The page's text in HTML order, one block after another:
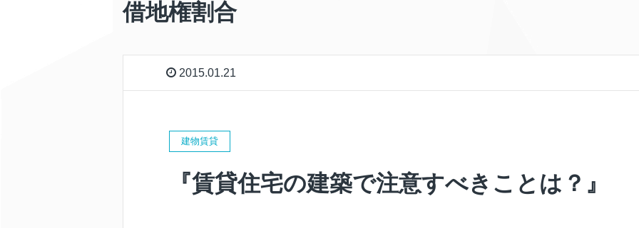
借地権割合
2015.01.21
建物賃貸
『賃貸住宅の建築で注意すべきことは？』